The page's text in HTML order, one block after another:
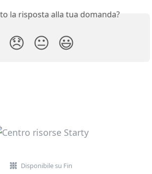
la risposta alla tua domanda?
😞 😐 😃
Disponibile su Fin